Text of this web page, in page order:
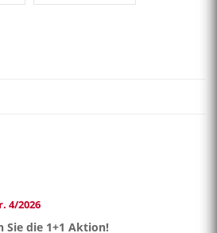
4/2026
Sie die 1+1 Aktion!